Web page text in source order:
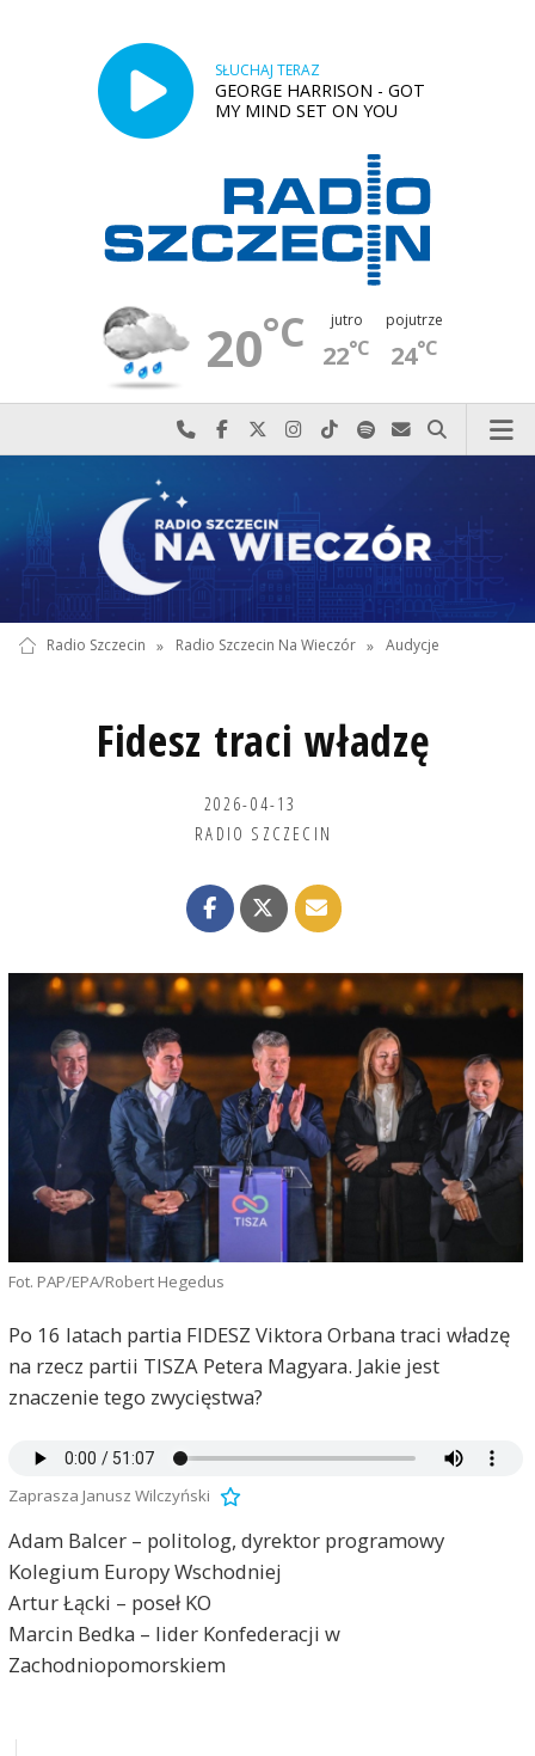
SŁUCHAJ TERAZ
GEORGE HARRISON - GOT
MY MIND SET ON YOU
20°C jutro
22°C
pojutrze
24°C
Najlepiej po prostu do nas zadzwoń
Odwiedź nas na Facebook-u
Odwiedź nas na X
Odwiedź nas na Instagram-ie
Odwiedź nas na TikTok-u
Szukaj nas na Spotify
Wyślij do nas
Szukaj
Radio Szczecin » Radio Szczecin Na Wieczór » Audycje
Fidesz traci władzę
2026-04-13
RADIO SZCZECIN
Fot. PAP/EPA/Robert Hegedus
Po 16 latach partia FIDESZ Viktora Orbana traci władzę
na rzecz partii TISZA Petera Magyara. Jakie jest
znaczenie tego zwycięstwa?
Zaprasza Janusz Wilczyński
Adam Balcer – politolog, dyrektor programowy
Kolegium Europy Wschodniej
Artur Łącki – poseł KO
Marcin Bedka – lider Konfederacji w
Zachodniopomorskiem